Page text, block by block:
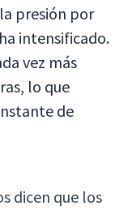
presión por
intensificado.
vez más
lo que
de
dicen que los